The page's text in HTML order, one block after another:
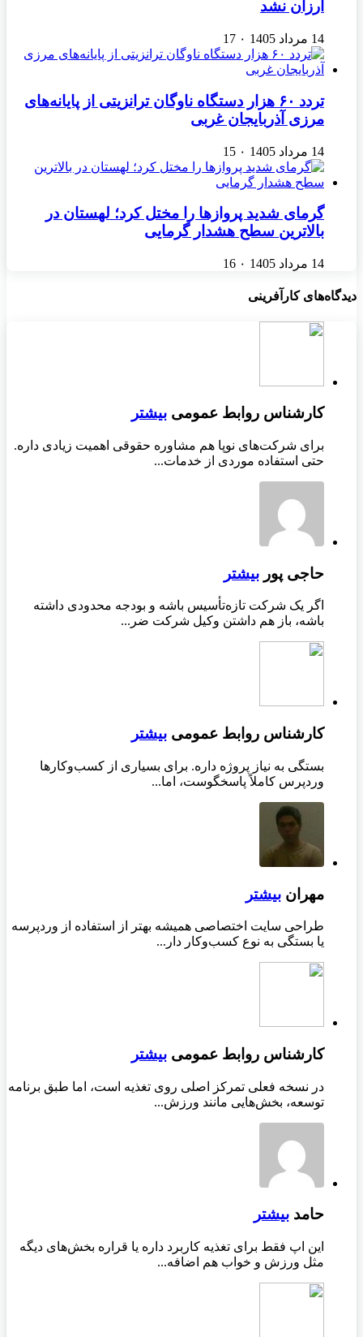
ارزان نشد
14 مرداد 1405 ۰ 17
تردد ۶۰ هزار دستگاه ناوگان ترانزیتی از پایانه‌های
مرزی آذربایجان ‌غربی
14 مرداد 1405 ۰ 15
گرمای شدید پروازها را مختل کرد؛ لهستان در
بالاترین سطح هشدار گرمایی
14 مرداد 1405 ۰ 16
دیدگاه‌های کارآفرینی
کارشناس روابط عمومی بیشتر
برای شرکت‌های نوپا هم مشاوره حقوقی اهمیت زیادی داره.
حتی استفاده موردی از خدمات...
حاجی پور بیشتر
اگر یک شرکت تازه‌تأسیس باشه و بودجه محدودی داشته
باشه، باز هم داشتن وکیل شرکت ضر...
کارشناس روابط عمومی بیشتر
بستگی به نیاز پروژه داره. برای بسیاری از کسب‌وکارها
وردپرس کاملاً پاسخگوست، اما...
مهران بیشتر
طراحی سایت اختصاصی همیشه بهتر از استفاده از وردپرسه
یا بستگی به نوع کسب‌وکار دار...
کارشناس روابط عمومی بیشتر
در نسخه فعلی تمرکز اصلی روی تغذیه است، اما طبق برنامه
توسعه، بخش‌هایی مانند ورزش...
حامد بیشتر
این اپ فقط برای تغذیه کاربرد داره یا قراره بخش‌های دیگه
مثل ورزش و خواب هم اضافه...